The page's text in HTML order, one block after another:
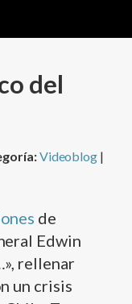
del
Videoblog |
de
Edwin
rellenar
un crisis